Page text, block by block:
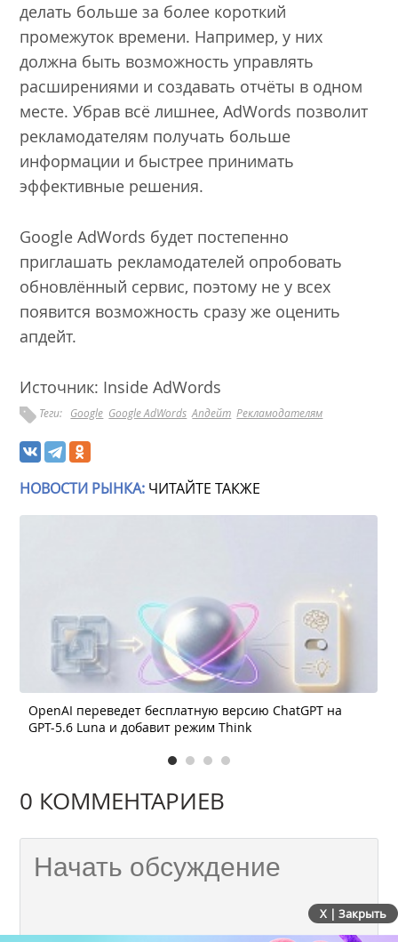
делать больше за более короткий
промежуток времени. Например, у них
должна быть возможность управлять
расширениями и создавать отчёты в одном
месте. Убрав всё лишнее, AdWords позволит
рекламодателям получать больше
информации и быстрее принимать
эффективные решения.
Google AdWords будет постепенно
приглашать рекламодателей опробовать
обновлённый сервис, поэтому не у всех
появится возможность сразу же оценить
апдейт.
Источник: Inside AdWords
Теги: Google Google AdWords Апдейт Рекламодателям
НОВОСТИ РЫНКА: ЧИТАЙТЕ ТАКЖЕ
OpenAI переведет бесплатную версию ChatGPT на
GPT-5.6 Luna и добавит режим Think
0 КОММЕНТАРИЕВ
X | Закрыть